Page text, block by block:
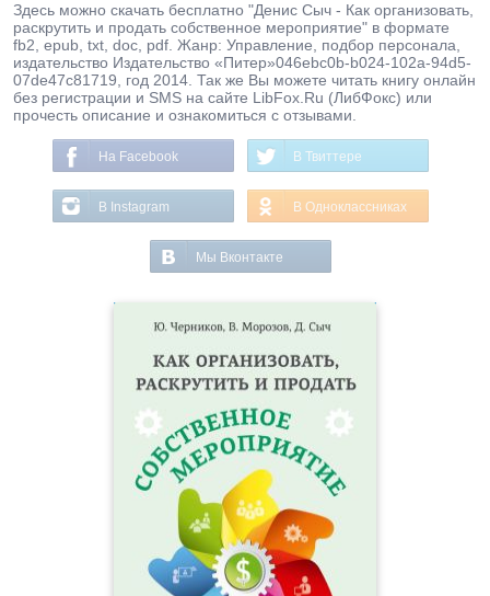
Здесь можно скачать бесплатно "Денис Сыч - Как организовать,
раскрутить и продать собственное мероприятие" в формате
fb2, epub, txt, doc, pdf. Жанр: Управление, подбор персонала,
издательство Издательство «Питер»046ebc0b-b024-102a-94d5-
07de47c81719, год 2014. Так же Вы можете читать книгу онлайн
без регистрации и SMS на сайте LibFox.Ru (ЛибФокс) или
прочесть описание и ознакомиться с отзывами.
На Facebook В Твиттере
В Instagram В Одноклассниках
Мы Вконтакте